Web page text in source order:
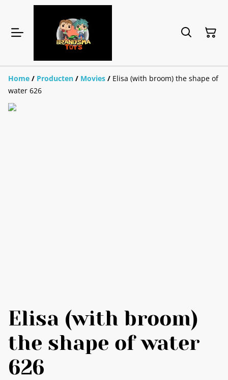
Home / Producten / Movies / Elisa (with broom) the shape of
water 626
Elisa (with broom)
the shape of water
626